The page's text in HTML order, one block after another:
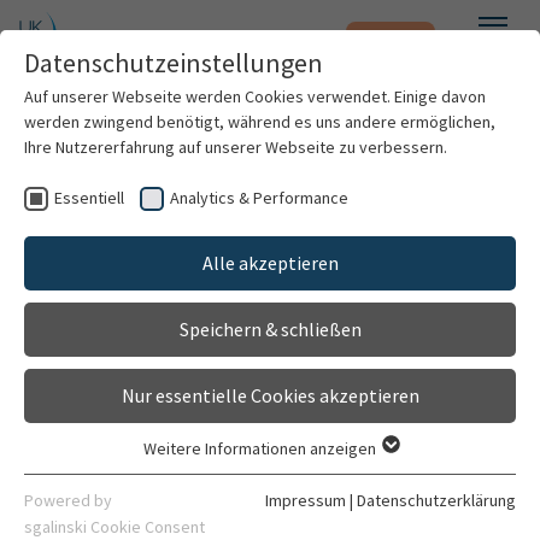
Zum Hauptinhalt springen Notfall
Patienten & Besucher
Kliniken & Institute
Forschung
Karriere
Inge Backfisch-Hamed
Heilpädagogin
Datenschutzeinstellungen
Auf unserer Webseite werden Cookies verwendet. Einige davon
werden zwingend benötigt, während es uns andere ermöglichen,
Ihre Nutzererfahrung auf unserer Webseite zu verbessern.
Essentiell Analytics & Performance
Alle akzeptieren
Speichern & schließen
Nur essentielle Cookies akzeptieren
Essentielle Cookies werden für grundlegende Funktionen der
Webseite benötigt. Dadurch ist gewährleistet, dass die
Weitere Informationen anzeigen
Powered by
sgalinski Cookie Consent
Impressum | Datenschutzerklärung